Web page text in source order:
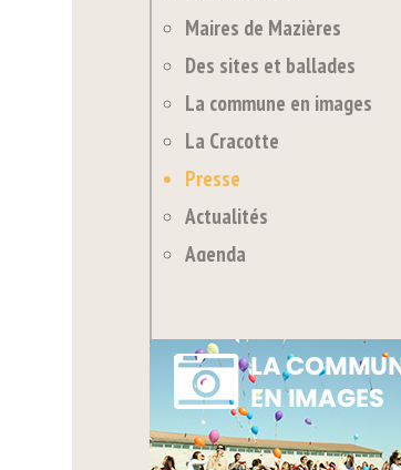
Maires de Mazières
Des sites et ballades
La commune en images
La Cracotte
Presse
Actualités
Agenda